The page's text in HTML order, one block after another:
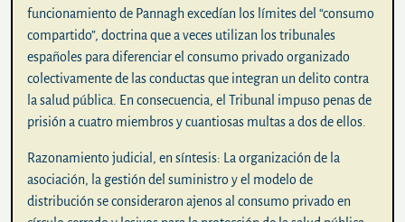
funcionamiento de Pannagh excedían los límites del “consumo
compartido”, doctrina que a veces utilizan los tribunales
españoles para diferenciar el consumo privado organizado
colectivamente de las conductas que integran un delito contra
la salud pública. En consecuencia, el Tribunal impuso penas de
prisión a cuatro miembros y cuantiosas multas a dos de ellos.
Razonamiento judicial, en síntesis: La organización de la
asociación, la gestión del suministro y el modelo de
distribución se consideraron ajenos al consumo privado en